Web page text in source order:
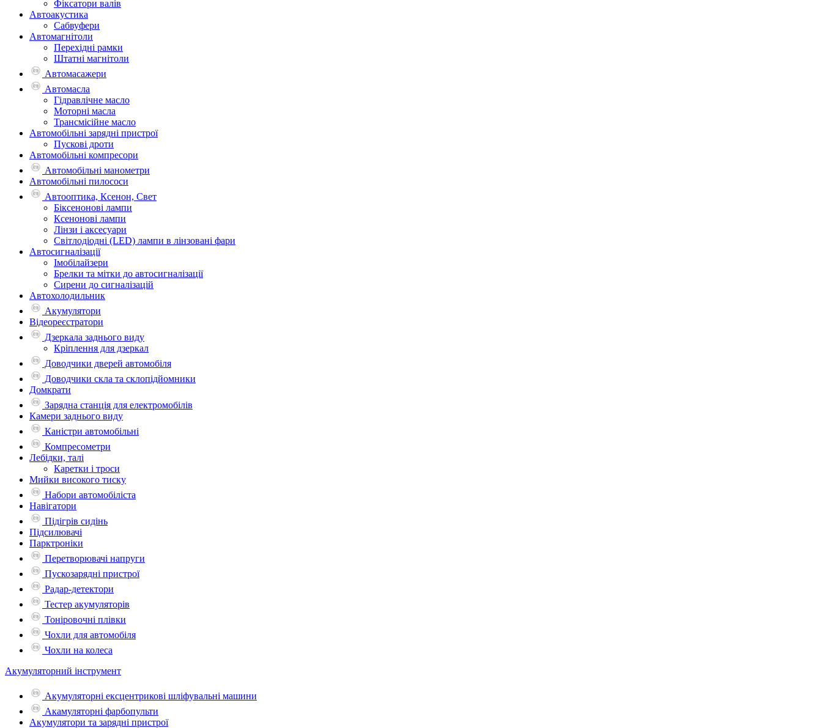
Фіксатори валів
Автоакустика
Сабвуфери
Автомагнітоли
Перехідні рамки
Штатні магнітоли
Автомасажери
Автомасла
Гідравлічне масло
Моторні масла
Трансмісійне масло
Автомобільні зарядні пристрої
Пускові дроти
Автомобільні компресори
Автомобільні манометри
Автомобільні пилососи
Автооптика, Ксенон, Свет
Біксенонові лампи
Ксенонові лампи
Лінзи і аксесуари
Світлодіодні (LED) лампи в лінзовані фари
Автосигналізації
Імобілайзери
Брелки та мітки до автосигналізації
Сирени до сигналізацій
Автохолодильник
Акумулятори
Відеореєстратори
Дзеркала заднього виду
Кріплення для дзеркал
Доводчики дверей автомобіля
Доводчики скла та склопідйомники
Домкрати
Зарядна станція для електромобілів
Камери заднього виду
Каністри автомобільні
Компресометри
Лебідки, талі
Каретки і троси
Мийки високого тиску
Набори автомобіліста
Навігатори
Підігрів сидінь
Підсилювачі
Парктроніки
Перетворювачі напруги
Пускозарядні пристрої
Радар-детектори
Тестер акумуляторів
Тоніровочні плівки
Чохли для автомобіля
Чохли на колеса
Акумуляторний інструмент
Акумуляторні ексцентрикові шліфувальні машини
Акамуляторні фарбопульти
Акумулятори та зарядні пристрої